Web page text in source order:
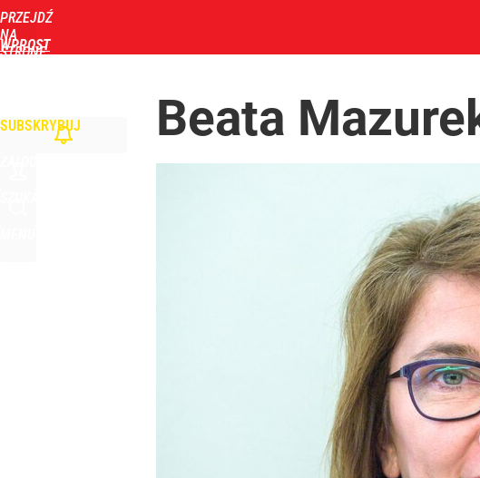
PRZEJDŹ
NA
STRONĘ
WPROST
SUBSKRYBUJ Beata